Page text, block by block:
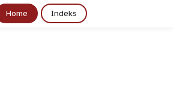
Home Indeks